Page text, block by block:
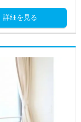
詳細を見る